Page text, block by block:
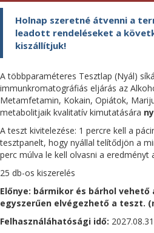
Holnap szeretné átvenni a
leadott rendeléseket a
kiszállítjuk!
A többparaméteres Tesztlap (Nyál)
immunkromatográfiás eljárás az
Metamfetamin, Kokain, Opiátok,
metabolitjaik kvalitatív kimutatására
A teszt kivitelezése: 1 percre kell a
tesztpanelt, hogy nyállal telítődjön a
perc múlva le kell olvasni a eredményt
25 db-os kiszerelés
Előnye: bármikor és bárhol
egyszerűen elvégezhető a teszt.
Felhasználáhatósági idő: